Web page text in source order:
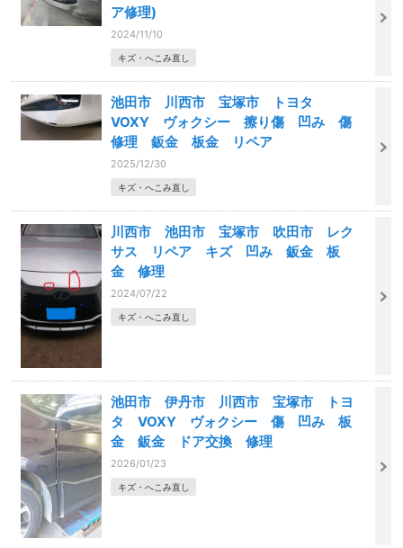
ア修理)
2024/11/10
キズ・へこみ直し
池田市 川西市 宝塚市 トヨタ
VOXY ヴォクシー 擦り傷 凹み 傷
修理 鈑金 板金 リペア
2025/12/30
キズ・へこみ直し
川西市 池田市 宝塚市 吹田市 レク
サス リペア キズ 凹み 鈑金 板
金 修理
2024/07/22
キズ・へこみ直し
池田市 伊丹市 川西市 宝塚市 トヨ
タ VOXY ヴォクシー 傷 凹み 板
金 鈑金 ドア交換 修理
2026/01/23
キズ・へこみ直し